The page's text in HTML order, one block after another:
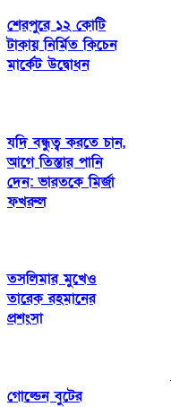
শেরপুরে ১২ কোটি
টাকায় নির্মিত কিচেন
মার্কেট উদ্বোধন
যদি বন্ধুত্ব করতে চান,
আগে তিস্তার পানি
দেন: ভারতকে মির্জা
ফখরুল
তসলিমার মুখেও
তারেক রহমানের
প্রশংসা
গোল্ডেন বুটের